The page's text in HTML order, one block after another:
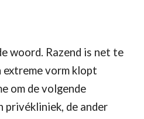
woord. Razend is net te
extreme vorm klopt
om de volgende
privékliniek, de ander